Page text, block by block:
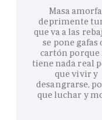
Masa
deprimente
que va a las
se pone gafas
cartón porque
tiene nada real
que vivir y
desangrarse,
que luchar y